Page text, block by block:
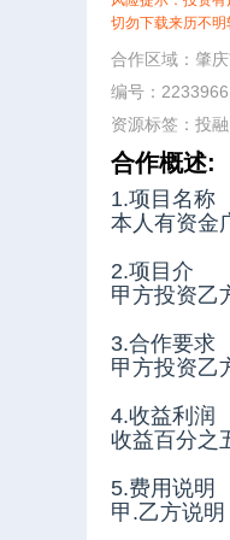
切勿下载来历不明
合作区域：肇
编号：2233966
资源标签： 投
合作概述:
1.项目名称
本人有资金
2.项目介
甲方投资乙
3.合作要求
甲方投资乙
4.收益利润
收益百分之
5.费用说明
甲.乙方说明